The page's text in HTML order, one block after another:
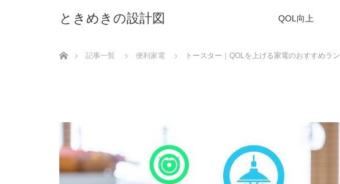
ときめきの設計図 QOL向上
記事一覧
便利家電 トースター｜QOLを上げる家電のおすすめラ